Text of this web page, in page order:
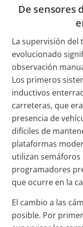
De sensores
La supervisión
evolucionado
observación
Los primeros
inductivos
carreteras, que
presencia de
difíciles de
plataformas
utilizan
programadores
que ocurre en la
El cambio a las
posible. Por